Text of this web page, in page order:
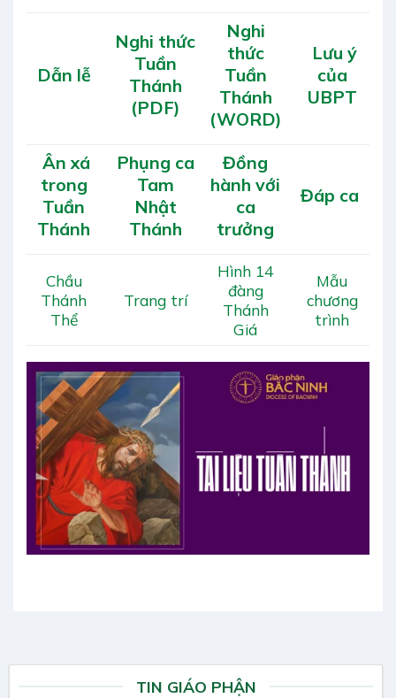
Dẫn lễ
Nghi thức
Tuần
Thánh
(PDF)
Nghi
thức
Tuần
Thánh
(WORD)
Lưu ý
của
UBPT
Ân xá
trong
Tuần
Thánh
Phụng ca
Tam
Nhật
Thánh
Đồng
hành với
ca
trưởng
Đáp ca
Chầu
Thánh
Thể
Trang trí
Hình 14
đàng
Thánh
Giá
Mẫu
chương
trình
TIN GIÁO PHẬN